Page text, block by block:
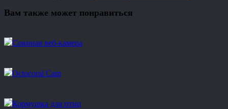
Вам также может понравиться
Совиная веб-камера
Octocoral Cam
Кормушка для птиц